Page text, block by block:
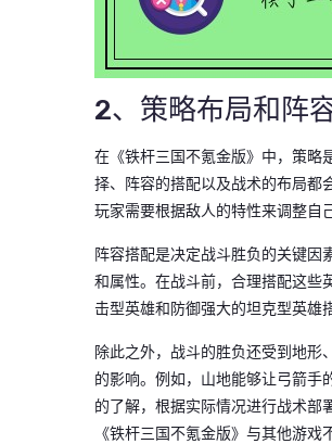
2、策略布局和阵
在《铁杆三国不氪金版》中，策略
择、阵容的搭配以及战术的布局都
玩家需要根据敌人的特性来调整自
阵容搭配是决定战斗胜负的关键因
和属性。在战斗前，合理搭配这些
击型英雄和防御强大的坦克型英雄
除此之外，战斗的胜负还受到地形
的影响。例如，山地能够让弓箭手
的了解，根据实际情况进行战术部
《铁杆三国不氪金版》与其他游戏